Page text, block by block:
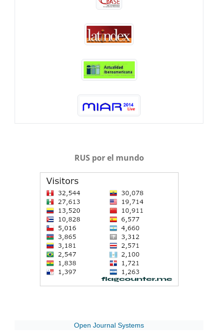
RUS por el mundo
Open Journal Systems